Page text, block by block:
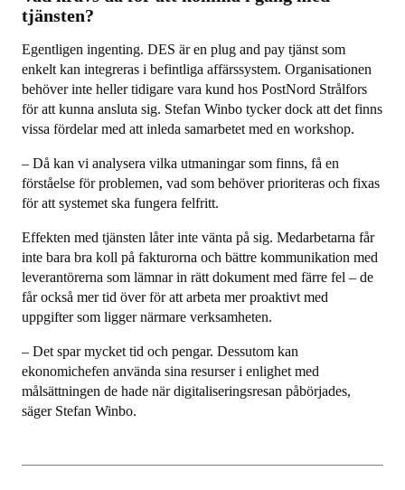
tjänsten?
Egentligen ingenting. DES är en plug and pay tjänst som
enkelt kan integreras i befintliga affärssystem. Organisationen
behöver inte heller tidigare vara kund hos PostNord Strålfors
för att kunna ansluta sig. Stefan Winbo tycker dock att det finns
vissa fördelar med att inleda samarbetet med en workshop.
– Då kan vi analysera vilka utmaningar som finns, få en
förståelse för problemen, vad som behöver prioriteras och fixas
för att systemet ska fungera felfritt.
Effekten med tjänsten låter inte vänta på sig. Medarbetarna får
inte bara bra koll på fakturorna och bättre kommunikation med
leverantörerna som lämnar in rätt dokument med färre fel – de
får också mer tid över för att arbeta mer proaktivt med
uppgifter som ligger närmare verksamheten.
– Det spar mycket tid och pengar. Dessutom kan
ekonomichefen använda sina resurser i enlighet med
målsättningen de hade när digitaliseringsresan påbörjades,
säger Stefan Winbo.